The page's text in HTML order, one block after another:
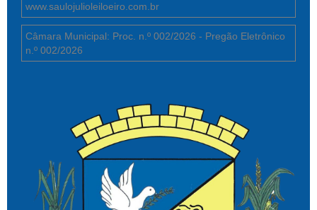
www.saulojulioleiloeiro.com.br
Câmara Municipal: Proc. n.º 002/2026 - Pregão Eletrônico
n.º 002/2026